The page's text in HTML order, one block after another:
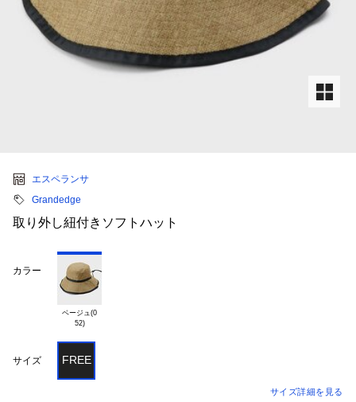
エスペランサ
Grandedge
取り外し紐付きソフトハット
カラー
ベージュ(0
52)
サイズ FREE
サイズ詳細を見る